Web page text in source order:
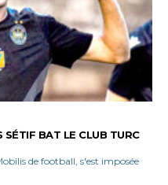
SÉTIF BAT LE CLUB TURC
de football, s'est imposée